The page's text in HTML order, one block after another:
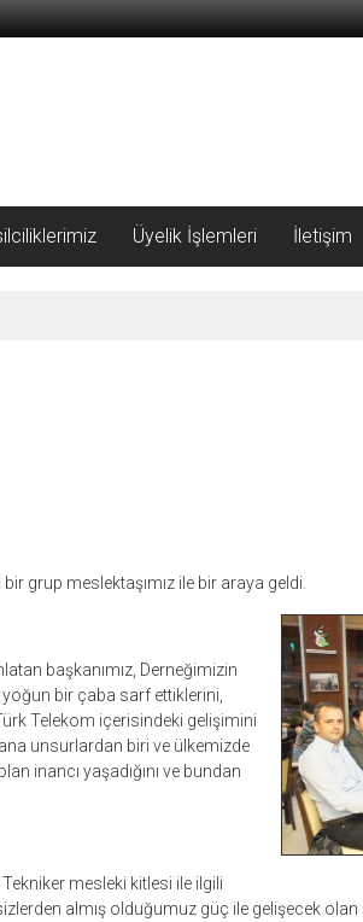
Üyelik İşlemleri İletişim
grup meslektaşımız ile bir araya geldi.
başkanımız, Derneğimizin
bir çaba sarf ettiklerini,
Telekom içerisindeki gelişimini
unsurlardan biri ve ülkemizde
inancı yaşadığını ve bundan
mesleki kitlesi ile ilgili
almış olduğumuz güç ile gelişecek